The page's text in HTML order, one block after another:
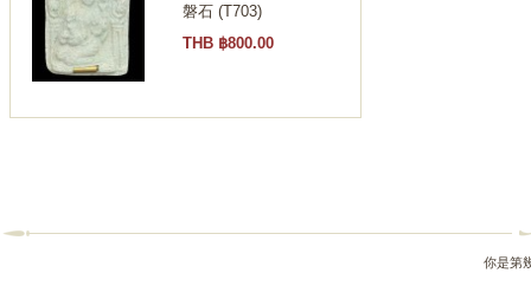
磐石 (T703)
THB ฿800.00
你是第